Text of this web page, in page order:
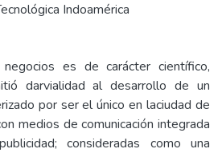
Indoamérica
es de carácter científico,
darvialidad al desarrollo de un
por ser el único en laciudad de
medios de comunicación integrada
consideradas como una